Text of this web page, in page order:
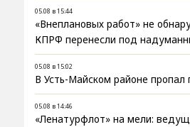
05.08 в 15:44
«Внеплановых работ» не
КПРФ перенесли под
05.08 в 15:02
В Усть-Майском районе
05.08 в 14:46
«Ленатурфлот» на мели: